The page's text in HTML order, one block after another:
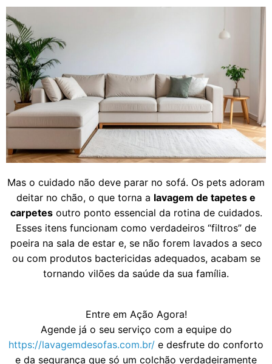
Mas o cuidado não deve parar no sofá. Os pets adoram
deitar no chão, o que torna a lavagem de tapetes e
carpetesoutro ponto essencial da rotina de cuidados.
Esses itens funcionam como verdadeiros “filtros” de
poeira na sala de estar e, se não forem lavados a seco
ou com produtos bactericidas adequados, acabam se
tornando vilões da saúde da sua família.
Entre em Ação Agora!
Agende já o seu serviço com a equipe do
https://lavagemdesofas.com.br/ e desfrute do conforto
e da segurança que só um colchão verdadeiramente